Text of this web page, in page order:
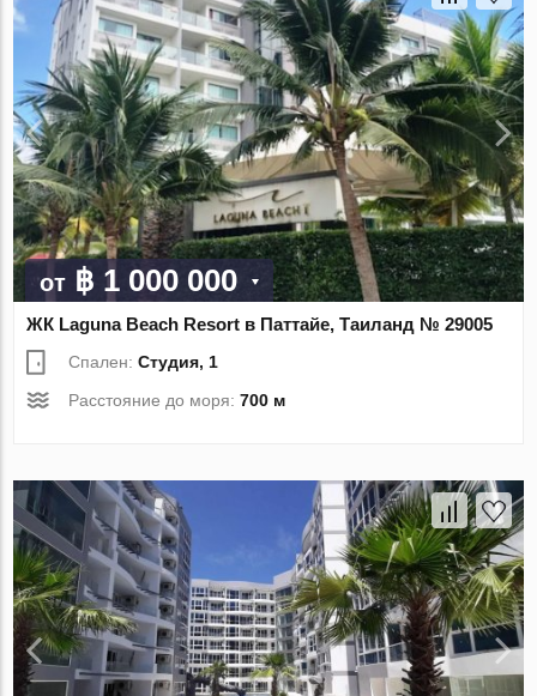
от ฿ 1 000 000
ЖК Laguna Beach Resort в Паттайе, Таиланд № 29005
Спален:Студия, 1
Расстояние до моря:700 м